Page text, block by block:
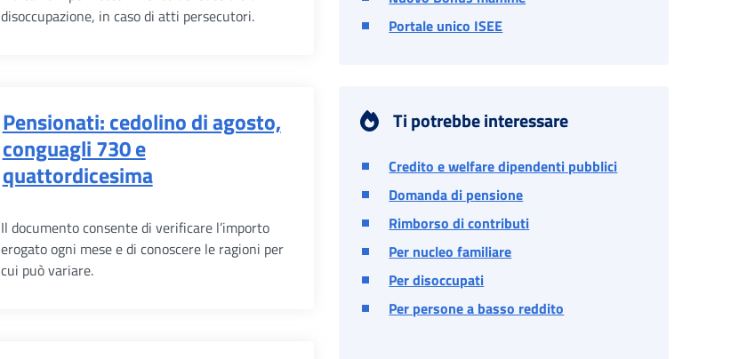
disoccupazione, in caso di atti persecutori.
Pensionati: cedolino di agosto,
conguagli 730 e
quattordicesima
Il documento consente di verificare l’importo
erogato ogni mese e di conoscere le ragioni per
cui può variare.
Portale unico ISEE
Ti potrebbe interessare
Credito e welfare dipendenti pubblici
Domanda di pensione
Rimborso di contributi
Per nucleo familiare
Per disoccupati
Per persone a basso reddito